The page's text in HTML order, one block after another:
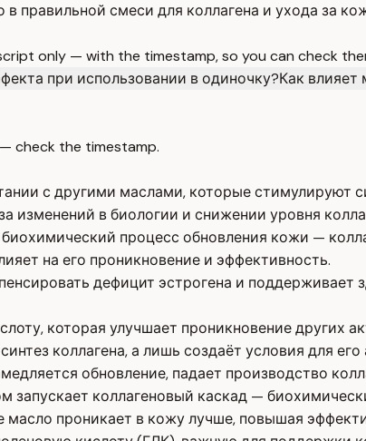
правильной смеси для коллагена и ухода за
only — with the timestamp, so you can check
при использовании в одиночку?Как влияет
check the timestamp.
с другими маслами, которые стимулируют
изменений в биологии и снижении уровня
процесс обновления кожи —
на его проникновение и эффективность.
дефицит эстрогена и поддерживает
которая улучшает проникновение других
коллагена, а лишь создаёт условия для его
обновление, падает производство
запускает коллагеновый каскад —
проникает в кожу лучше, повышая